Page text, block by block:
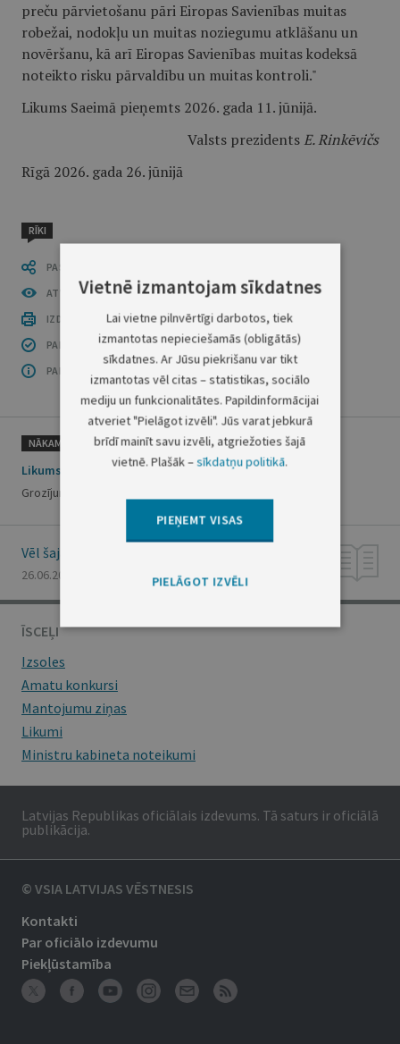
preču pārvietošanu pāri Eiropas Savienības muitas
robežai, nodokļu un muitas noziegumu atklāšanu un
novēršanu, kā arī Eiropas Savienības muitas kodeksā
noteikto risku pārvaldību un muitas kontroli."
Likums Saeimā pieņemts 2026. gada 11. jūnijā.
Valsts prezidentsE. Rinkēvičs
Rīgā 2026. gada 26. jūnijā
RĪKI
PASTĀSTI CITIEM
ATVĒRT PUBLIKĀCIJU (PDF)
IZDRUKĀT PUBLIKĀCIJU
PAR INFORMĀCIJAS DROŠĪBU
PAR ŠO GRUPU
NĀKAMAIS
Likums
Grozījums Ukrainas civiliedzīvotāju atbalsta likumā
Vēl šajā numurā
26.06.2026., Nr. 119A (10:51)
ĪSCEĻI
Izsoles
Amatu konkursi
Mantojumu ziņas
Likumi
Ministru kabineta noteikumi
Latvijas Republikas oficiālais izdevums. Tā saturs ir oficiālā
publikācija.
© VSIA LATVIJAS VĒSTNESIS
Kontakti
Par oficiālo izdevumu
Piekļūstamība
Vietnē izmantojam sīkdatnes
Lai vietne pilnvērtīgi darbotos, tiek
izmantotas nepieciešamās (obligātās)
sīkdatnes. Ar Jūsu piekrišanu var tikt
izmantotas vēl citas – statistikas, sociālo
mediju un funkcionalitātes. Papildinformācijai
atveriet "Pielāgot izvēli". Jūs varat jebkurā
brīdī mainīt savu izvēli, atgriežoties šajā
vietnē. Plašāk –sīkdatņu politikā.
PIEŅEMT VISAS
PIELĀGOT IZVĒLI